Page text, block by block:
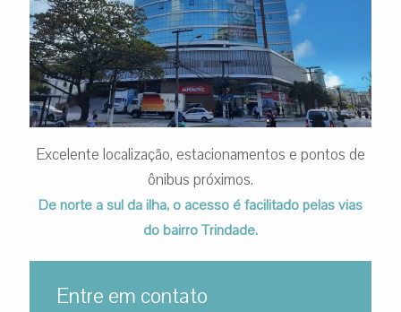
Excelente localização, estacionamentos e pontos de
ônibus próximos.
De norte a sul da ilha, o acesso é facilitado pelas vias
do bairro Trindade.
Entre em contato